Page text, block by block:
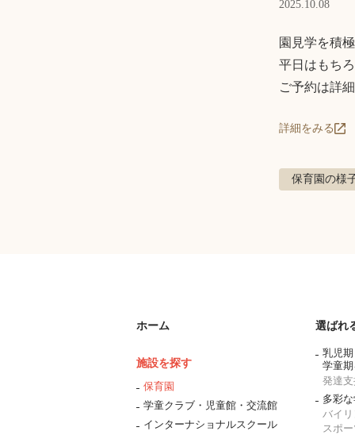
2025.10.08
園見学を積
平日はもち
ご予約は詳
詳細をみる
保育園の様
ホーム
施設を探す
保育園
学童クラブ・児童館・交流館
インターナショナルスクール
選ばれ
乳児
学童
発達
多彩
バイ
スポ